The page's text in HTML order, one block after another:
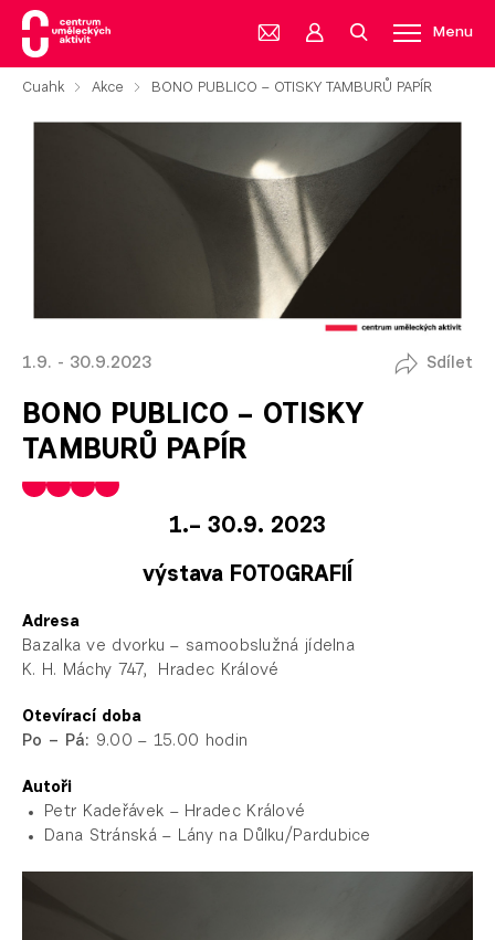
Menu
Cuahk Akce BONO PUBLICO – OTISKY TAMBURŮ PAPÍR
1.9. - 30.9.2023 Sdílet
BONO PUBLICO – OTISKY
TAMBURŮ PAPÍR
1.– 30.9. 2023
výstava FOTOGRAFIÍ
Adresa
Bazalka ve dvorku – samoobslužná jídelna
K. H. Máchy 747, Hradec Králové
Otevírací doba
Po – Pá: 9.00 – 15.00 hodin
Autoři
Petr Kadeřávek – Hradec Králové
Dana Stránská – Lány na Důlku/Pardubice